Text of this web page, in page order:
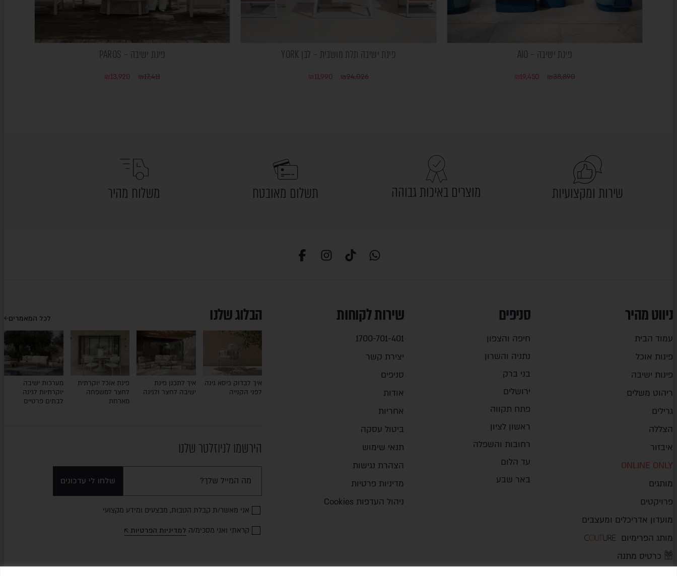
פינת ישיבה – AIO
₪38,890
₪19,450
פינת ישיבה תלת מושבית – לבן YORK
₪24,026
₪11,990
פינת ישיבה – PAROS
₪17,411
₪13,920
שירות ומקצועיות מוצרים באיכות גבוהה תשלום מאובטח משלוח מהיר
ניווט מהיר
עמוד הבית
פינות אוכל
פינות ישיבה
ריהוט משלים
גרילים
הצללה
איבזור
ONLINE ONLY
מותגים
פרויקטים
מועדון אדריכלים ומעצבים
מותג הפרימיום
כרטיס מתנה
סניפים
חיפה והצפון
נתניה והשרון
בני ברק
ירושלים
פתח תקווה
ראשון לציון
רחובות והשפלה
עד הלום
באר שבע
שירות לקוחות
1700-701-401
יצירת קשר
סניפים
אודות
אחריות
ביטול עסקה
תנאי שימוש
הצהרת נגישות
מדיניות פרטיות
ניהול העדפות Cookies
הבלוג שלנו לכל המאמרים
איך לבדוק כיסא גינה
לפני הקנייה
איך לתכנן פינת
ישיבה לחצר ולגינה
פינת אוכל יוקרתית
לחצר למשפחה
מארחת
מערכות ישיבה
יוקרתיות לגינה
לבתים פרטיים
הירשמו לניוזלטר שלנו
אני מאשר/ת קבלת הטבות, מבצעים ומידע מקצועי
קראתי ואני מסכימ/ה למדיניות הפרטיות
שלחו לי עדכונים